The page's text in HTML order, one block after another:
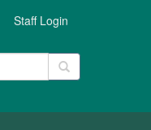
Staff Login